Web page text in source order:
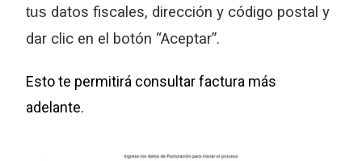
tus datos fiscales, dirección y código postal y
dar clic en el botón “Aceptar”.
Esto te permitirá consultar factura más
adelante.